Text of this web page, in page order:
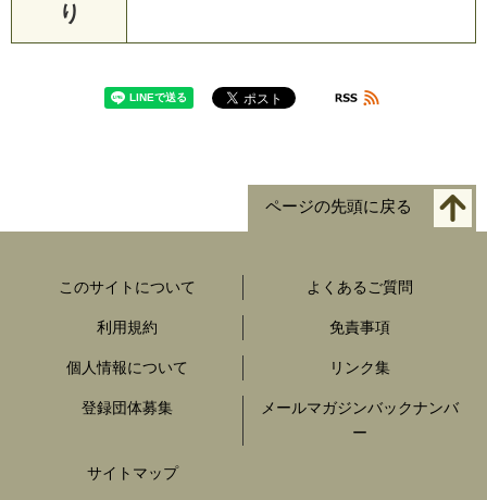
り
ページの先頭に戻る
このサイトについて よくあるご質問
利用規約 免責事項
個人情報について リンク集
登録団体募集
メールマガジンバックナンバ
ー
サイトマップ